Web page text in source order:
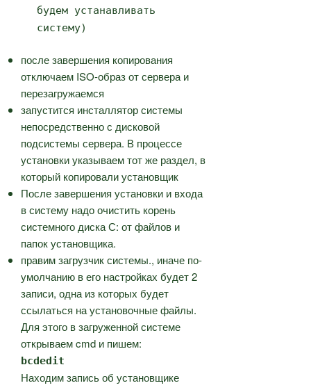
будем устанавливать
систему)
после завершения копирования
отключаем ISO-образ от сервера и
перезагружаемся
запустится инсталлятор системы
непосредственно с дисковой
подсистемы сервера. В процессе
установки указываем тот же раздел, в
который копировали установщик
После завершения установки и входа
в систему надо очистить корень
системного диска С: от файлов и
папок установщика.
правим загрузчик системы., иначе по-
умолчанию в его настройках будет 2
записи, одна из которых будет
ссылаться на установочные файлы.
Для этого в загруженной системе
открываем cmd и пишем:
bcdedit
Находим запись об установщике